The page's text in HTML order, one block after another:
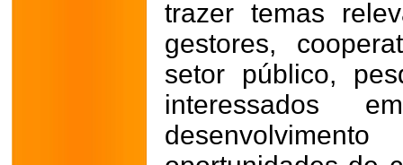
trazer temas
gestores,
setor público,
interessados